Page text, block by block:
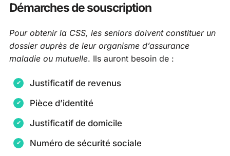
Démarches de souscription
Pour obtenir la CSS, les seniors doivent constituer un
dossier auprès de leur organisme d’assurance
maladie ou mutuelle. Ils auront besoin de :
Justificatif de revenus
Pièce d’identité
Justificatif de domicile
Numéro de sécurité sociale